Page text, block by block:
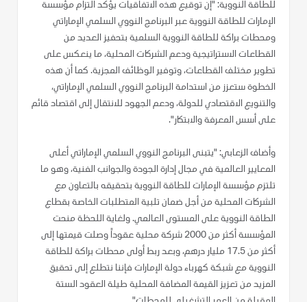
للطاقة النووية: "إن توقيع هذه الاتفاقيات يؤكد التزام مؤسسة
الإمارات للطاقة النووية عبر البرنامج النووي السلمي الإماراتي
ومحطات براكة للطاقة النووية السلمية بتحفيز العديد من
القطاعات الاستراتيجية ودعم الشركات المحلية، ما ينعكس على
تطوير مختلف القطاعات، وتوفير الوظائف المجزية. كما أن هذه
الخطوة ستعزز من استدامة البرنامج النووي السلمي الإماراتي،
والتنويع الاقتصادي للدولة، ودعم الجهود للانتقال إلى اقتصاد قائم
على أسس المعرفة والابتكار".
وأضاف الزعابي: "يتبنى البرنامج النووي السلمي الإماراتي أعلى
المعايير العالمية في مجال إدارة الجودة والجوانب الفنية، وهو ما
تلتزم مؤسسة الإمارات للطاقة النووية بتحقيقه بالتعاون مع
الشركات المحلية من أجل ضمان تلبية المتطلبات الخاصة بقطاع
الطاقة النووية على المستوى العالمي. ولغاية اللحظة منحت
المؤسسة أكثر من 2000 شركة محلية عقوداً وصلت قيمتها إلى
أكثر من 17.5 مليار درهم، وبعد ربط أولى محطات براكة للطاقة
النووية مع شبكة كهرباء دولة الإمارات فإننا نتطلع إلى تحقيق
المزيد من تعزيز القيمة المضافة المحلية طيلة العقود الستة